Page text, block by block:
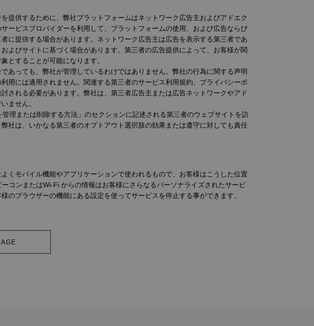
提供するために、弊社プラットフォームはネットワーク広告主およびアドエク
ービスプロバイダーを利用して、プラットフォームの使用、および広告ならび
に提供する場合があります。ネットワーク広告主は広告を表示する第三者であ
よびサイトに基づく場合があります。第三者の広告提供によって、お客様が関
とすることが可能になります。
あっても、弊社が管理しているわけではありません。弊社の行為に関する声明
用には適用されません。関連する第三者のサービス利用規約、プライバシーポ
される必要があります。弊社は、第三者広告主または広告ネットワークやアド
ません。
理または削除する方法」のセクションに記述される第三者のウェブサイトを訪
社は、いかなる第三者のオプトアウト選択肢の効果または遵守に対しても責任
くモバイル機能やアプリケーションで使われるもので、お客様はこうした位置
コンまたはWi-Fi からの情報はお客様にさらなるパーソナライズされたサービ
ブラウザーの機能にある設定を使ってサービスを停止する事ができます。